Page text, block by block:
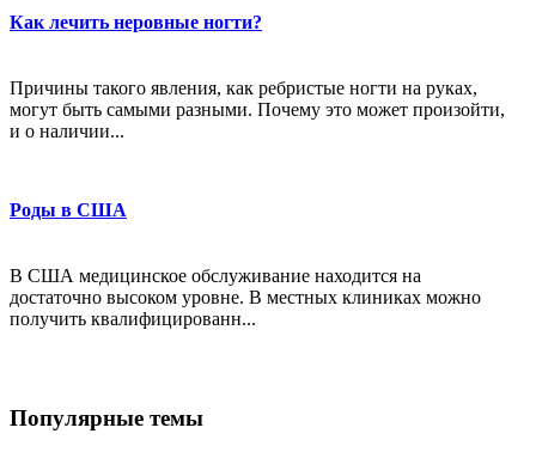
Как лечить неровные ногти?
Причины такого явления, как ребристые ногти на руках,
могут быть самыми разными. Почему это может произойти,
и о наличии...
Роды в США
В США медицинское обслуживание находится на
достаточно высоком уровне. В местных клиниках можно
получить квалифицированн...
Популярные темы